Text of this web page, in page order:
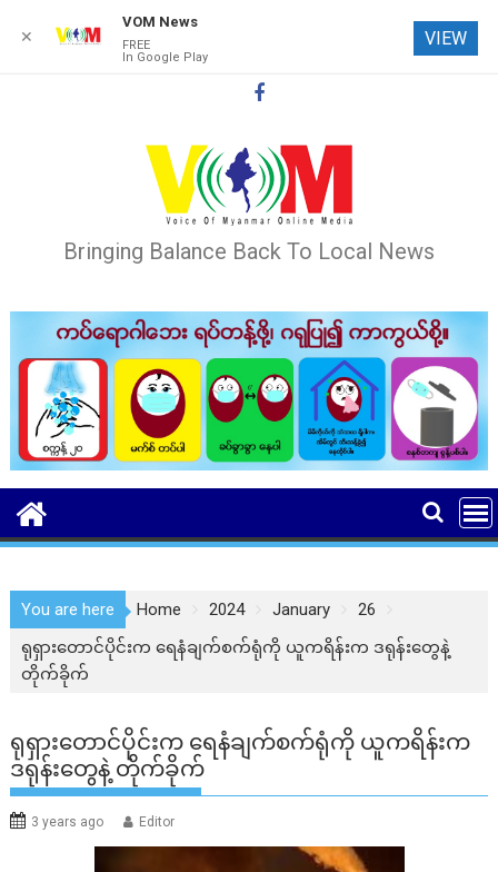
Bringing Balance Back To Local News
You are here Home 2024 January
26
ရုရှားတောင်ပိုင်းက ရေနံချက်စက်ရုံကို ယူကရိန်းက ဒရုန်းတွေနဲ့
တိုက်ခိုက်
ရုရှားတောင်ပိုင်းက ရေနံချက်စက်ရုံကို ယူကရိန်းက
ဒရုန်းတွေနဲ့ တိုက်ခိုက်
3 years ago Editor
✕
VOM News
FREE
In Google Play
VIEW